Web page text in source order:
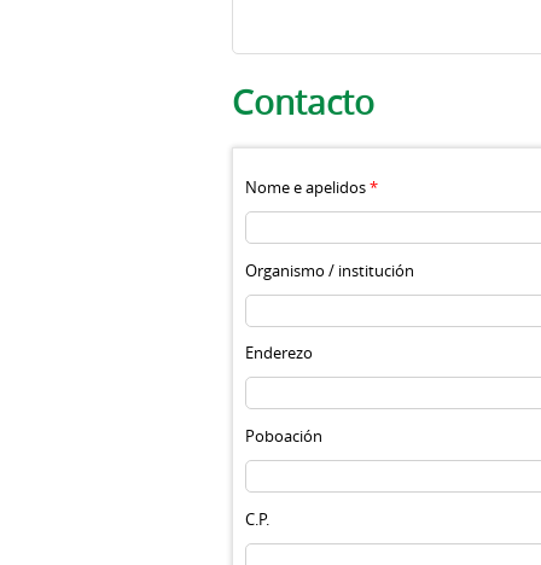
Pestanas principais
Contacto
Nome e apelidos*
Organismo / institución
Enderezo
Poboación
C.P.